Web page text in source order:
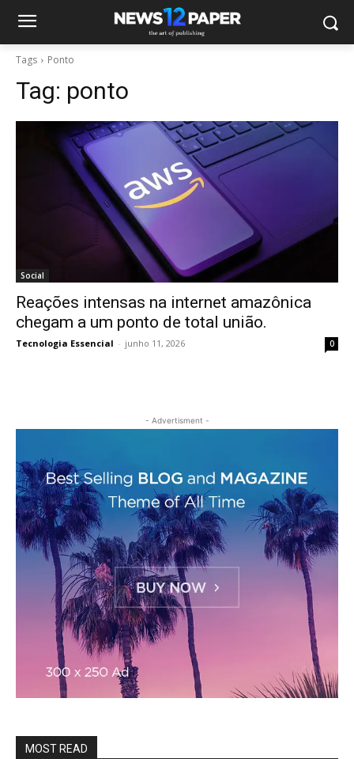
Tags Ponto
Tag: ponto
Social
Reações intensas na internet amazônica
chegam a um ponto de total união.
Tecnologia Essencial - junho 11, 2026 0
- Advertisment -
MOST READ